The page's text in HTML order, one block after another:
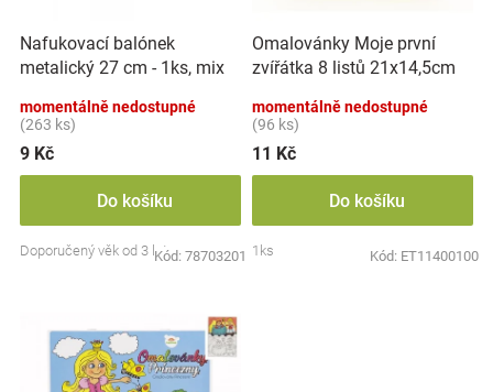
Hračkářství
ůo
d
u
k
ů
Nafukovací balónek
metalický 27 cm - 1ks, mix
momentálně nedostupné
(263 ks)
9 Kč
Do košíku
Doporučený věk od 3 letKód: 78703201
Omalovánky Moje první
zvířátka 8 listů 21x14,5cm
momentálně nedostupné
(96 ks)
11 Kč
Do košíku
1ks Kód: ET11400100